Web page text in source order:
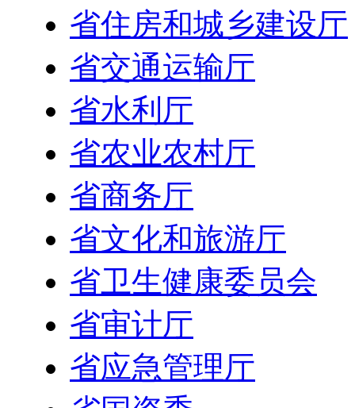
省住房和城乡建设厅
省交通运输厅
省水利厅
省农业农村厅
省商务厅
省文化和旅游厅
省卫生健康委员会
省审计厅
省应急管理厅